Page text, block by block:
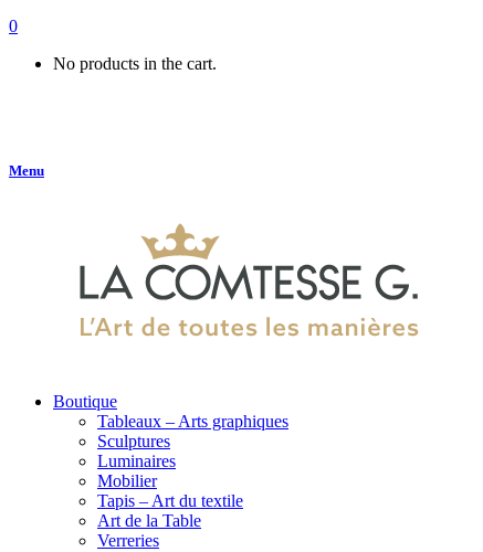
0
No products in the cart.
Menu
Boutique
Tableaux – Arts graphiques
Sculptures
Luminaires
Mobilier
Tapis – Art du textile
Art de la Table
Verreries